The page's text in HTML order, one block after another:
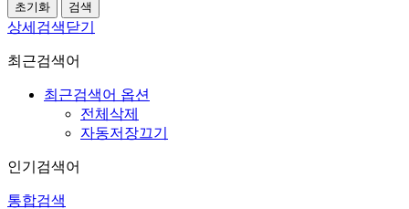
상세검색닫기
최근검색어
최근검색어 옵션
전체삭제
자동저장끄기
인기검색어
통합검색